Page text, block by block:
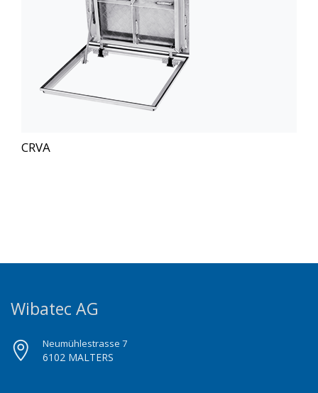
CRVA
Wibatec AG
Neumühlestrasse 7
6102 MALTERS